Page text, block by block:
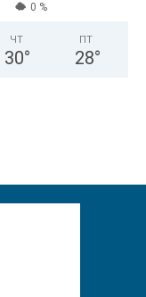
0 %
ЧТ
30°
ПТ
28°